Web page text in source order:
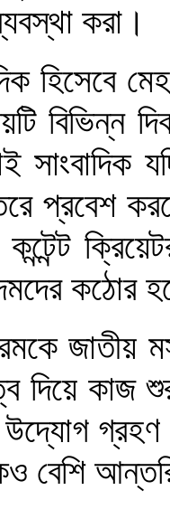
করা।
হিসেবে
বিভিন্ন
প্রবেশ
কঠোর
জাতীয়
দিয়ে কাজ
গ্রহণ
বেশি